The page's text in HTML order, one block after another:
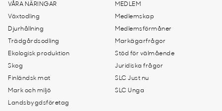
VÅRA NÄRINGAR
Växtodling
Djurhållning
Trädgårdsodling
Ekologisk produktion
Skog
Finländsk mat
Mark och miljö
Landsbygdsföretag
MEDLEM
Medlemskap
Medlemsförmåner
Markägarfrågor
Stöd för välmående
Juridiska frågor
SLC Just nu
SLC Unga